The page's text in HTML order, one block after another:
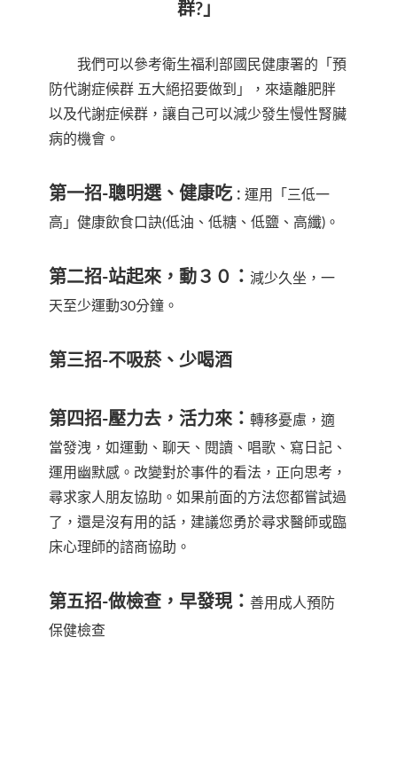
群?」
我們可以參考衛生福利部國民健康署的「預
防代謝症候群 五大絕招要做到」，來遠離肥胖
以及代謝症候群，讓自己可以減少發生慢性腎臟
病的機會。
第一招-聰明選、健康吃 ： 運用「三低一
高」健康飲食口訣(低油、低糖、低鹽、高纖)。
第二招-站起來，動３０： 減少久坐，一
天至少運動30分鐘。
第三招-不吸菸、少喝酒
第四招-壓力去，活力來： 轉移憂慮，適
當發洩，如運動、聊天、閱讀、唱歌、寫日記、
運用幽默感。改變對於事件的看法，正向思考，
尋求家人朋友協助。如果前面的方法您都嘗試過
了，還是沒有用的話，建議您勇於尋求醫師或臨
床心理師的諮商協助。
第五招-做檢查，早發現： 善用成人預防
保健檢查